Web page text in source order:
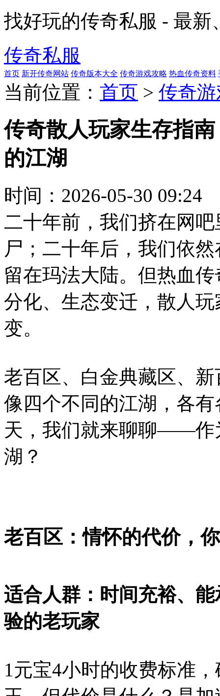
找好玩的传奇私服 - 最
传奇私服
首页 新开传奇网站 传奇版本大全 传奇游戏攻略 热血传奇资料
当前位置： 首页 > 传奇
传奇散人玩家生存指
的江湖
时间： 2026-05-30 09:24
二十年前，我们挤在网
尸；二十年后，我们依
留在玛法大陆。但热血
分化、生态变迁，散人
变。
老百区、白金典藏区、
像四个不同的江湖，各
天，我们就来聊聊——作
湖？
老百区：情怀的代价，
适合人群：时间充裕、
验的老玩家
1元宝4小时的收费标准